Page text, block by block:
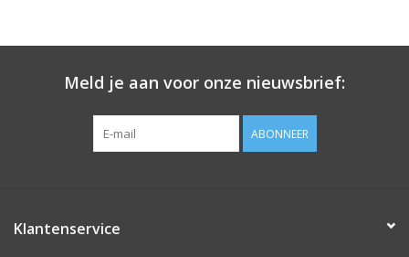
Meld je aan voor onze nieuwsbrief:
ABONNEER
Klantenservice